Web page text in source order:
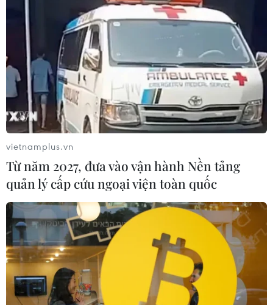
Phương Thanh thẳng thắn chia sẻ quan
điểm về “sao kê,” “từ thiện”
06/11/2021 03:14
Thắng thắn và chân thành đúng chất "người đàn ông
mặc váy của showbiz Việt" như chị tự nhận, ca sỹ sinh
năm 1973 chia sẻ quan điểm xoay quanh lùm xùm từ
thiện, "sao kê" của đồng nghiệp.
vietnamplus.vn
Từ năm 2027, đưa vào vận hành Nền tảng
quản lý cấp cứu ngoại viện toàn quốc